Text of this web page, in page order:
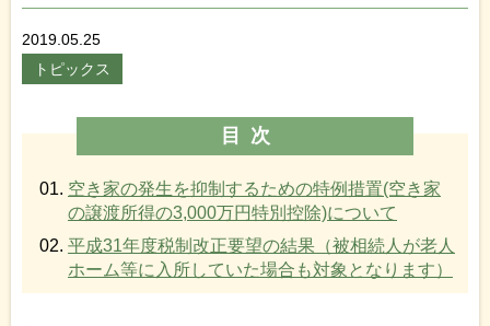
2019.05.25
トピックス
目次
空き家の発生を抑制するための特例措置(空き家
の譲渡所得の3,000万円特別控除)について
平成31年度税制改正要望の結果（被相続人が老人
ホーム等に入所していた場合も対象となります）